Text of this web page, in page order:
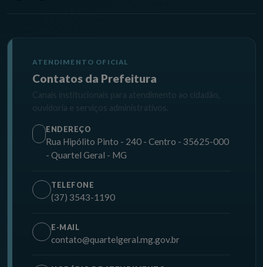
ATENDIMENTO OFICIAL
Contatos da Prefeitura
Canais institucionais para atendimento ao cidadão,
ouvidoria e serviços administrativos.
ENDEREÇO
Rua Hipólito Pinto - 240 - Centro - 35625-000
- Quartel Geral - MG
TELEFONE
(37) 3543-1190
E-MAIL
contato@quartelgeral.mg.gov.br